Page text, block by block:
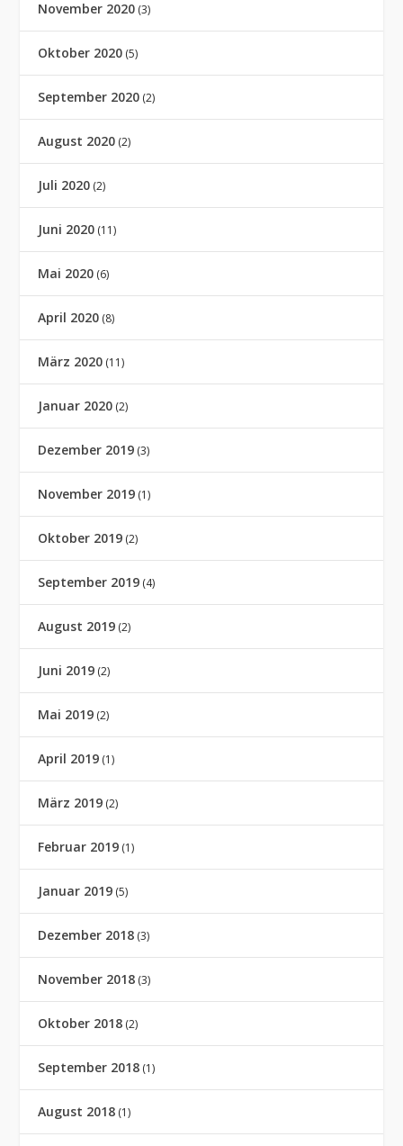
November 2020 (3)
Oktober 2020 (5)
September 2020 (2)
August 2020 (2)
Juli 2020 (2)
Juni 2020 (11)
Mai 2020 (6)
April 2020 (8)
März 2020 (11)
Januar 2020 (2)
Dezember 2019 (3)
November 2019 (1)
Oktober 2019 (2)
September 2019 (4)
August 2019 (2)
Juni 2019 (2)
Mai 2019 (2)
April 2019 (1)
März 2019 (2)
Februar 2019 (1)
Januar 2019 (5)
Dezember 2018 (3)
November 2018 (3)
Oktober 2018 (2)
September 2018 (1)
August 2018 (1)